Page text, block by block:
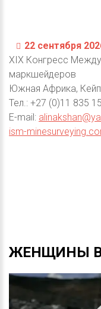
22 сентября
XIX Конгресс
маркшейдеров
Южная Африка,
Тел.: +27 (0)11 835
E-mail:
ism-
ЖЕНЩИНЫ